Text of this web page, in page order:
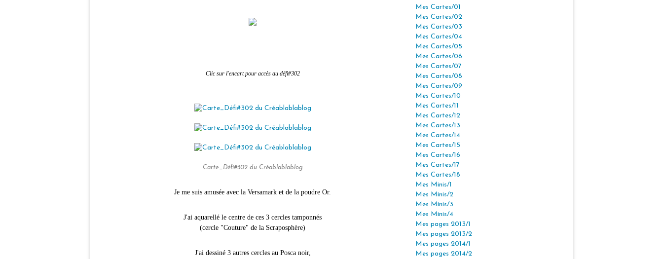
Clic sur l'encart pour accès au défi#302
Carte_Défi#302 du Créablablablog
Je me suis amusée avec la Versamark et de la poudre Or.
J'ai aquarellé le centre de ces 3 cercles tamponnés
(cercle "Couture" de la Scraposphère)
J'ai dessiné 3 autres cercles au Posca noir,
Mes Cartes/01
Mes Cartes/02
Mes Cartes/03
Mes Cartes/04
Mes Cartes/05
Mes Cartes/06
Mes Cartes/07
Mes Cartes/08
Mes Cartes/09
Mes Cartes/10
Mes Cartes/11
Mes Cartes/12
Mes Cartes/13
Mes Cartes/14
Mes Cartes/15
Mes Cartes/16
Mes Cartes/17
Mes Cartes/18
Mes Minis/1
Mes Minis/2
Mes Minis/3
Mes Minis/4
Mes pages 2013/1
Mes pages 2013/2
Mes pages 2014/1
Mes pages 2014/2